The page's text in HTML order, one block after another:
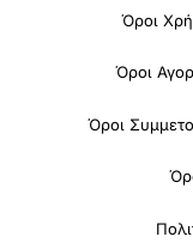
Όροι
Όροι
Όροι